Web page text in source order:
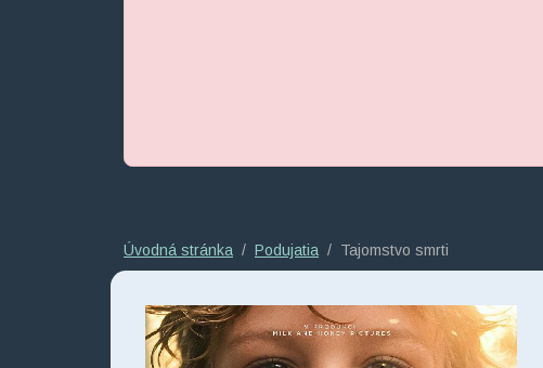
Úvodná stránka Podujatia Tajomstvo smrti